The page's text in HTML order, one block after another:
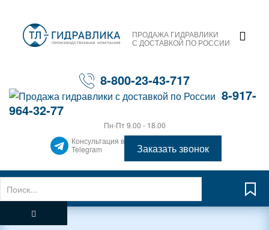
ПРОДАЖА ГИДРАВЛИКИ
С ДОСТАВКОЙ ПО РОССИИ
8-800-23-43-717
8-917-
964-32-77
Пн-Пт 9.00 - 18.00
Консультация в
Telegram
Заказать звонок